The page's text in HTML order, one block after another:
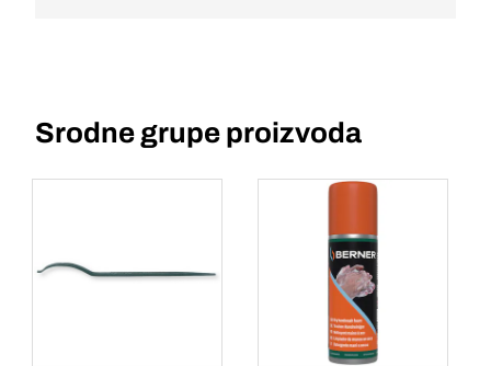
Srodne grupe proizvoda